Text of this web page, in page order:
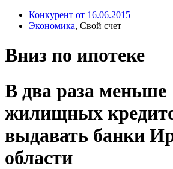
Конкурент от 16.06.2015
Экономика, Свой счет
Вниз по ипотеке
В два раза меньше
жилищных
выдавать банки
области